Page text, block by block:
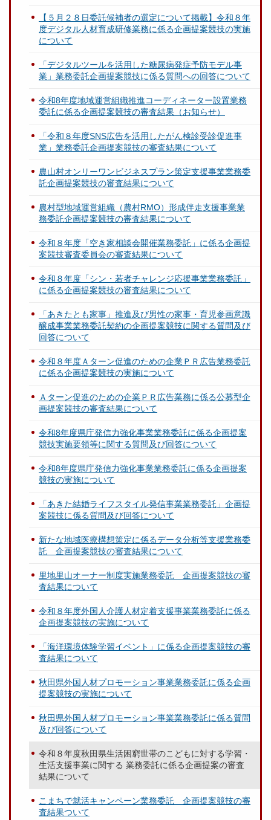
【５月２８日委託候補者の選定について掲載】令和８年
度デジタル人材育成研修業務に係る企画提案競技の実施
について
「デジタルツールを活用した糖尿病発症予防モデル事
業」業務委託企画提案競技に係る質問への回答について
令和8年度地域運営組織推進コーディネーター設置業務
委託に係る企画提案競技の審査結果（お知らせ）
「令和８年度SNS広告を活用したがん検診受診促進事
業」業務委託企画提案競技の審査結果について
農山村オンリーワンビジネスプラン策定支援事業業務委
託企画提案競技の審査結果について
農村型地域運営組織（農村RMO）形成伴走支援事業業
務委託企画提案競技の審査結果について
令和８年度「空き家相談会開催業務委託」に係る企画提
案競技審査委員会の審査結果について
令和８年度「シン・若者チャレンジ応援事業業務委託」
に係る企画提案競技の審査結果について
「あきたとも家事」推進及び男性の家事・育児参画意識
醸成事業業務委託契約の企画提案競技に関する質問及び
回答について
令和８年度Ａターン促進のための企業ＰＲ広告業務委託
に係る企画提案競技の実施について
Ａターン促進のための企業ＰＲ広告業務に係る公募型企
画提案競技の審査結果について
令和8年度県庁発信力強化事業業務委託に係る企画提案
競技実施要領等に関する質問及び回答について
令和8年度県庁発信力強化事業業務委託に係る企画提案
競技の実施について
「あきた結婚ライフスタイル発信事業業務委託」企画提
案競技に係る質問及び回答について
新たな地域医療構想策定に係るデータ分析等支援業務委
託 企画提案競技の審査結果について
里地里山オーナー制度実施業務委託 企画提案競技の審
査結果について
令和８年度外国人介護人材定着支援事業業務委託に係る
企画提案競技の実施について
「海洋環境体験学習イベント」に係る企画提案競技の審
査結果について
秋田県外国人材プロモーション事業業務委託に係る企画
提案競技の実施について
秋田県外国人材プロモーション事業業務委託に係る質問
及び回答について
令和８年度秋田県生活困窮世帯のこどもに対する学習・
生活支援事業に関する 業務委託に係る企画提案の審査
結果について
こまちで就活キャンペーン業務委託 企画提案競技の審
査結果ついて